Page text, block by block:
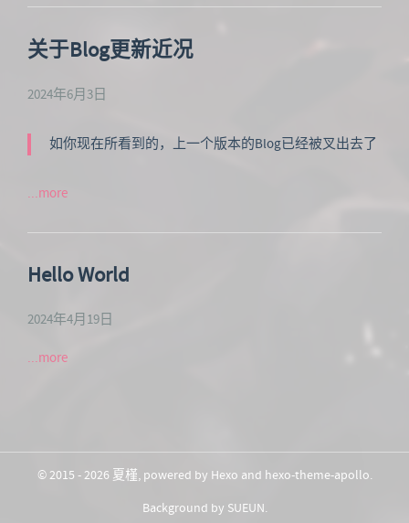
关于Blog更新近况
2024年6月3日
如你现在所看到的，上一个版本的Blog已经被叉出去了
...more
Hello World
2024年4月19日
...more
© 2015 - 2026 夏槿, powered by Hexo and hexo-theme-apollo.
Background by SUEUN.